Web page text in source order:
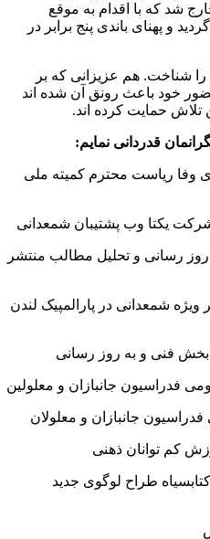
شد که با اقدام به موقع
و پهنای باندی پنج برابر در
شناخت. هم عزیزانی که بر
خود باعث رونق آن شده اند
تلاش حمایت کرده اند.
قدردانی نمایم:
وفا ریاست محترم کمیته ملی
یکتا وب پشتیبان شمعدانی
روز رسانی و تحلیل مطالب منتشر
شمعدانی در پارالمپیک لندن
بخش فنی و به روز رسانی
فدراسیون جانبازان و معلولین
جانبازان و معلولان
کم توانان ذهنی
طراح لوگوی جدید